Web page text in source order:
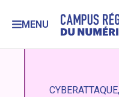
MENU
CYBERATTAQUE